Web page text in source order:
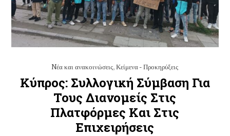
Nέα και ανακοινώσεις,Κείμενα - Προκηρύξεις
Κύπρος: Συλλογική Σύμβαση Για
Τους Διανομείς Στις
Πλατφόρμες Και Στις
Επιχειρήσεις